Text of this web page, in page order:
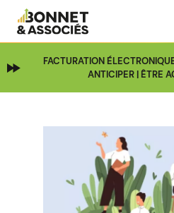
FACTURATION
ANTICIPER | ÊTRE